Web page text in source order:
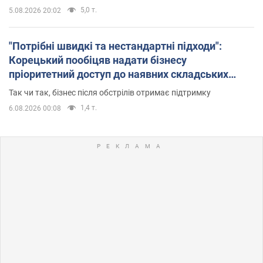
5.08.2026 20:02 5,0 т.
"Потрібні швидкі та нестандартні підходи":
Корецький пообіцяв надати бізнесу
пріоритетний доступ до наявних складських
приміщень
Так чи так, бізнес після обстрілів отримає підтримку
6.08.2026 00:08 1,4 т.